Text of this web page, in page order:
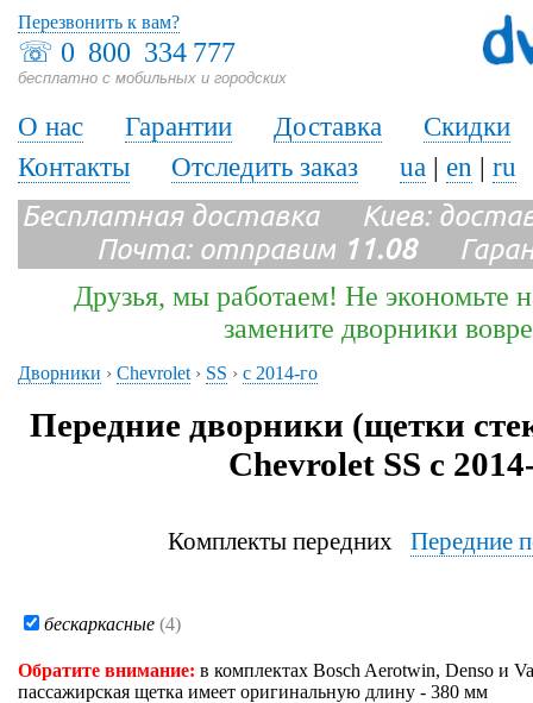
☏ 0 800 334 777
бесплатно с мобильных и городских
Перезвонить к вам?
О нас Гарантии Доставка
Скидки
Контакты
Отследить заказ ua | en | ru
Бесплатная доставка Киев:
Почта: отправим 11.08
Друзья, мы работаем! Не экономьте
замените дворники
Дворники › Chevrolet › SS › с 2014-го
Передние дворники (щетки
Chevrolet SS с
Комплекты передних Передние
бескаркасные (4)
Обратите внимание: в комплектах Bosch Aerotwin, Denso и
пассажирская щетка имеет оригинальную длину - 380 мм